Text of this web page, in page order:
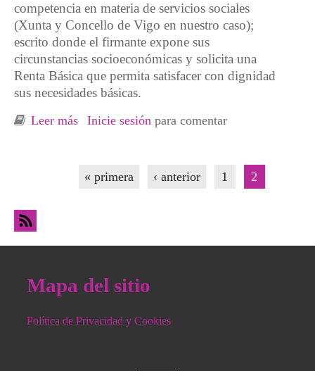
competencia en materia de servicios sociales
(Xunta y Concello de Vigo en nuestro caso);
escrito donde el firmante expone sus
circunstancias socioeconómicas y solicita una
Renta Básica que permita satisfacer con dignidad
sus necesidades básicas.
Leer más sobre Campaña de la ODS-Coia: Exige con la
Inicie sesión para comentar
« primera ‹ anterior 1 2
Mapa del sitio
Política de Privacidad y Cookies